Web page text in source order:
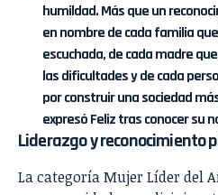
humildad. Más que un
en nombre de cada familia
escuchada, de cada madre
las dificultades y de cada
por construir una sociedad
expresó Feliz tras conocer su
Liderazgo y reconocimiento
La categoría Mujer Líder del